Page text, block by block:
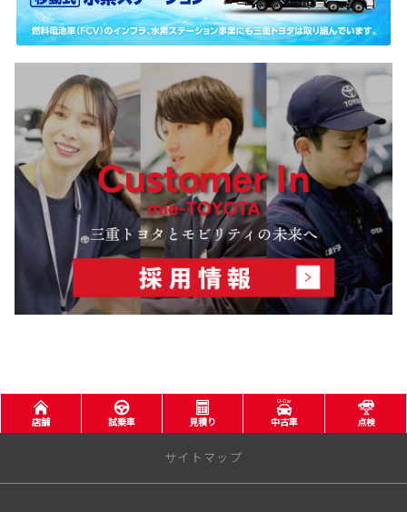
2025-11-26
幼児から高校生、世代を超えてつながった一日
2,000名が参加した学び・観て・体験する「RUGBY-DAY MIE 2025」未来のラグ
ビー文化につながる第一歩
詳しくはこちら
2025-10-23
ラグビーを“⽂化”に「RUGBY-DAY MIE 2025」初開催
幼児から⾼校⽣、指導者までが世代を超えてラグビーでつながる1 ⽇
全国⾼等学校ラグビーフットボール⼤会 三重県予選決勝戦も同⽇開催
詳しくはこちら
三重トヨタ⾃動⾞株式会社は、11⽉1⽇（⼟）より、WHILL株式会社が開発する
免許不要の近距離モビリティ「WHILL Model R」「WHILL Model S」「WHILL M
odel F」「WHILL Model C2」の取扱いを開始いたします。
店舗 試乗車 見積り 中古車 点検
サイトマップ